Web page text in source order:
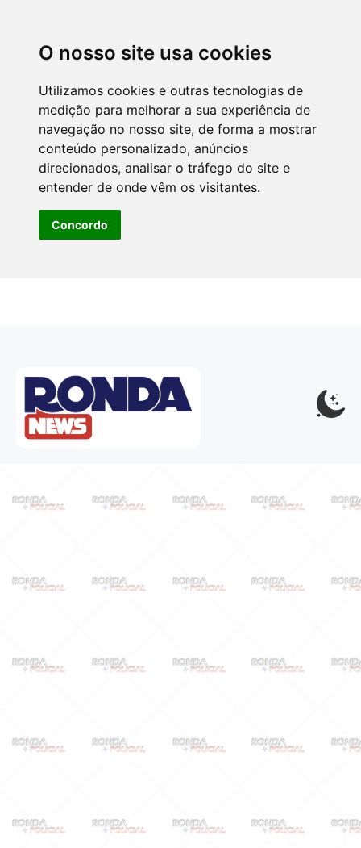
O nosso site usa cookies
Utilizamos cookies e outras tecnologias de
medição para melhorar a sua experiência de
navegação no nosso site, de forma a mostrar
conteúdo personalizado, anúncios
direcionados, analisar o tráfego do site e
entender de onde vêm os visitantes.
Concordo